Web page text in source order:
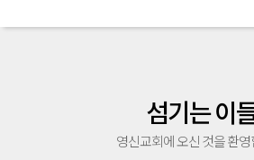
섬기는 이
영신교회에 오신 것을 환